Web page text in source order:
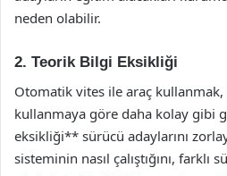
neden olabilir.
2. Teorik Bilgi Eksikliği
Otomatik vites ile araç
kullanmaya göre daha kolay gibi
eksikliği** sürücü adaylarını
sisteminin nasıl çalıştığını, farklı